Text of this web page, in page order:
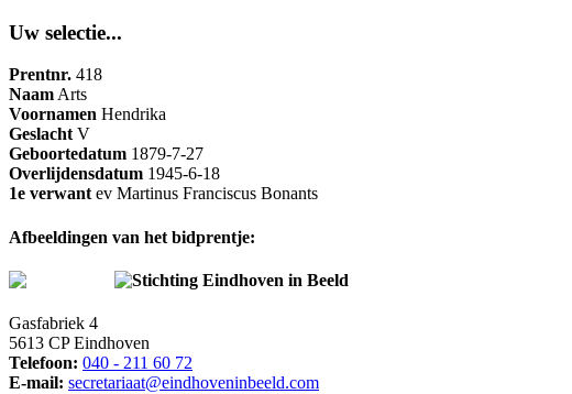
Uw selectie...
Prentnr. 418
NaamArts
Voornamen Hendrika
GeslachtV
Geboortedatum 1879-7-27
Overlijdensdatum 1945-6-18
1e verwantev Martinus Franciscus Bonants
Afbeeldingen van het bidprentje:
Stichting Eindhoven in Beeld
Gasfabriek 4
5613 CP Eindhoven
Telefoon: 040 - 211 60 72
E-mail: secretariaat@eindhoveninbeeld.com